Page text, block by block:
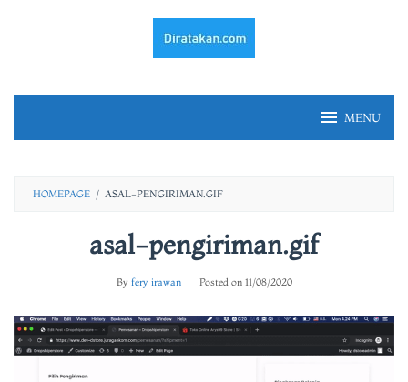
MENU
HOMEPAGE / ASAL-PENGIRIMAN.GIF
asal-pengiriman.gif
By fery irawan Posted on 11/08/2020